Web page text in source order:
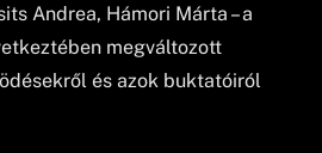
Andrea, Hámori Márta – a
megváltozott
és azok buktatóiról